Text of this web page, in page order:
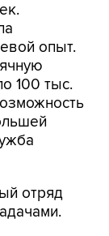
опыт.
100 тыс.
отряд